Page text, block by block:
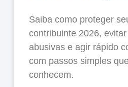
Saiba como proteger
contribuinte 2026,
abusivas e agir rápido
com passos simples
conhecem.